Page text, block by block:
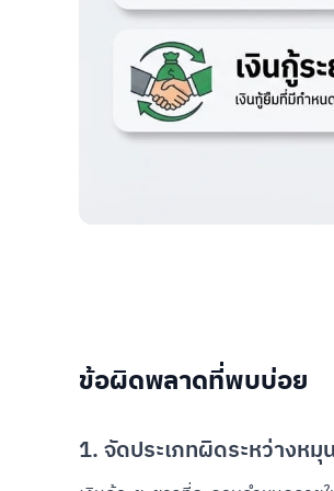
ข้อผิดพลาดที่พบบ่อย
1. จัดประเภทผิดระหว่างหมุ